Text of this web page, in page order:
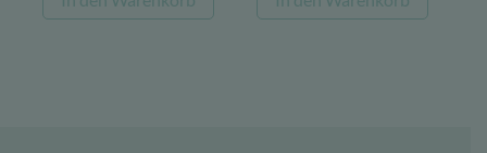
war:
ist:
war:
ist: